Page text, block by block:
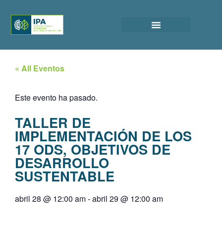
« All Eventos
Este evento ha pasado.
TALLER DE
IMPLEMENTACIÓN DE LOS
17 ODS, OBJETIVOS DE
DESARROLLO
SUSTENTABLE
abril 28 @ 12:00 am-abril 29 @ 12:00 am